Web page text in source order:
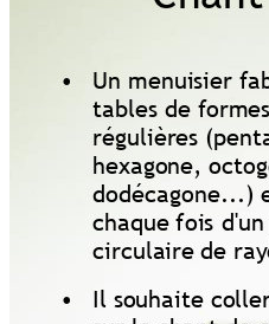
• Un menuisier
tables de
régulières
hexagone, octo
dodécagone...)
chaque fois
circulaire de
•
Il souhaite